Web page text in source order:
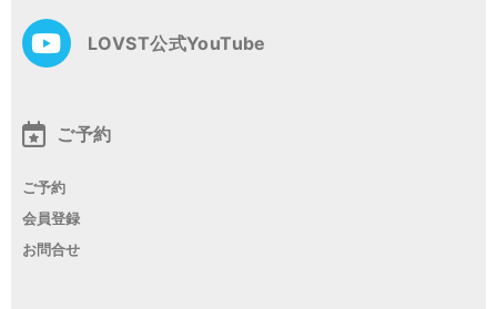
LOVST公式YouTube
ご予約
ご予約
会員登録
お問合せ